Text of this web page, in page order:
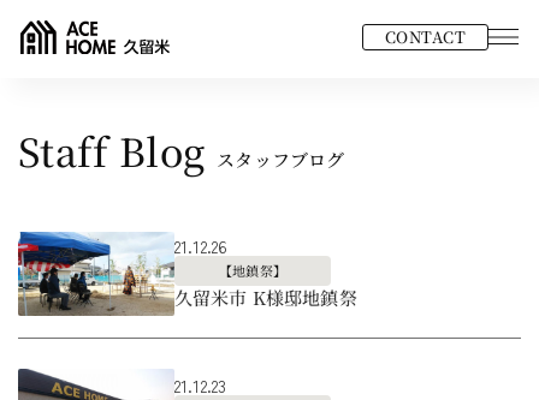
CONTACT
Staff Blog スタッフブログ
21.12.26
【地鎮祭】
久留米市 K様邸地鎮祭
21.12.23